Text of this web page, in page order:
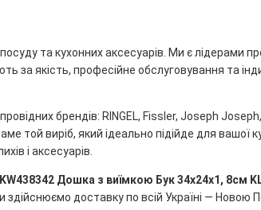
та кухонних аксесуарів. Ми є лідерами
за якість, професійне обслуговування та
брендів: RINGEL, Fissler, Joseph
той виріб, який ідеально підійде для вашої
і аксесуарів.
KW438342 Дошка з виїмкою Бук 34x24x1, 8см
здійснюємо доставку по всій Україні — Новою